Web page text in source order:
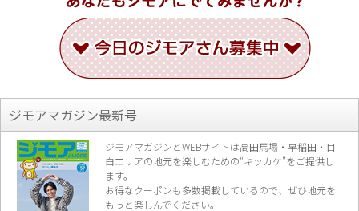
ジモアマガジン最新号
ジモアマガジンとWEBサイトは高田馬場・早稲田・目
白エリアの地元を楽しむための“キッカケ”をご提供し
ます。
お得なクーポンも多数掲載しているので、 ぜひ地元を
もっと楽しんでください。